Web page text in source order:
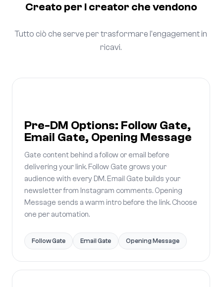
Creato per i creator che vendono
Tutto ciò che serve per trasformare l'engagement in
ricavi.
Pre-DM Options: Follow Gate,
Email Gate, Opening Message
Gate content behind a follow or email before
delivering your link. Follow Gate grows your
audience with every DM. Email Gate builds your
newsletter from Instagram comments. Opening
Message sends a warm intro before the link. Choose
one per automation.
Follow Gate Email Gate Opening Message